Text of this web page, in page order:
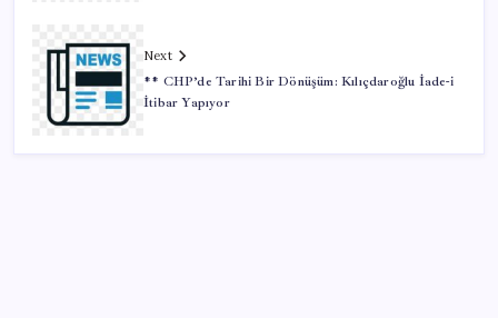
Next
** CHP’de Tarihi Bir Dönüşüm: Kılıçdaroğlu İade-i
İtibar Yapıyor